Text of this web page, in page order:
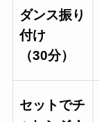
ダンス振り
付け
（30分）
セットでチ